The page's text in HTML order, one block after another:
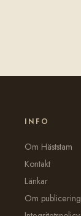
INFO
Om Häststam
Kontakt
Länkar
Om publicering